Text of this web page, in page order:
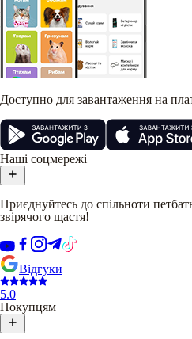
Доступно для завантаження на
Наші соцмережі
Приєднуйтесь до спільноти
звірячого щастя!
Відгуки
5.0
Покупцям